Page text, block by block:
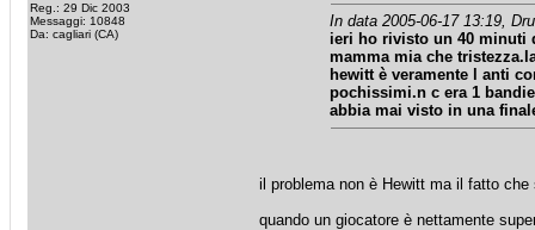
Reg.: 29 Dic 2003
Messaggi: 10848
Da: cagliari (CA)
In data 2005-06-17 13:19,
ieri ho rivisto un 40 minuti
mamma mia che
hewitt è veramente l anti
pochissimi.n c era 1
abbia mai visto in una
il problema non è Hewitt ma il fatto
quando un giocatore è nettamente